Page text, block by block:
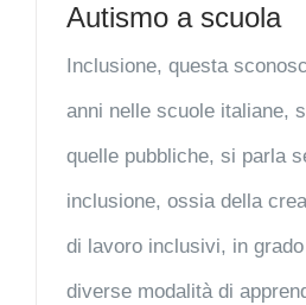
Autismo a scuola
Inclusione, questa
anni nelle scuole italiane,
quelle pubbliche, si parla
inclusione, ossia della
di lavoro inclusivi, in
diverse modalità di